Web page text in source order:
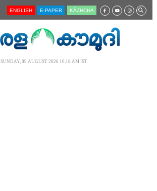
ENGLISH E-PAPER KĀZHCHA
SUNDAY, 09 AUGUST 2026 10.18 AM IST